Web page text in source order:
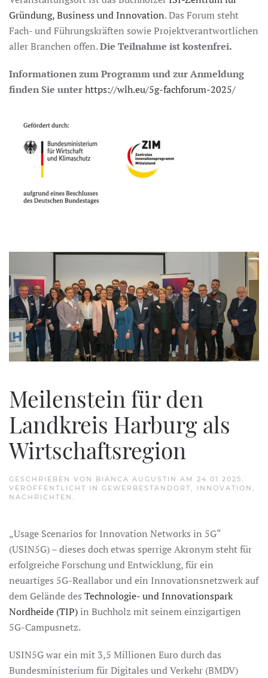
Gründung, Business und Innovation. Das Forum steht
Fach- und Führungskräften sowie Projektverantwortlichen
aller Branchen offen.Die Teilnahme ist kostenfrei.
Informationen zum Programm und zur Anmeldung
finden Sie unterhttps://wlh.eu/5g-fachforum-2025/
Meilenstein für den
Landkreis Harburg als
Wirtschaftsregion
GESCHRIEBEN VON BIANCA AUGUSTIN AM 24.01.2025 .
VERÖFFENTLICHT IN GEWERBESTANDORT, INNOVATION ,
NACHRICHTEN .
„Usage Scenarios for Innovation Networks in 5G“
(USIN5G) – dieses doch etwas sperrige Akronym steht für
erfolgreiche Forschung und Entwicklung, für ein
neuartiges 5G-Reallabor und ein Innovationsnetzwerk auf
dem Gelände des Technologie- und Innovationspark
Nordheide (TIP)in Buchholz mit seinem einzigartigen
5G-Campusnetz.
USIN5G war ein mit 3,5 Millionen Euro durch das
Bundesministerium für Digitales und Verkehr (BMDV)